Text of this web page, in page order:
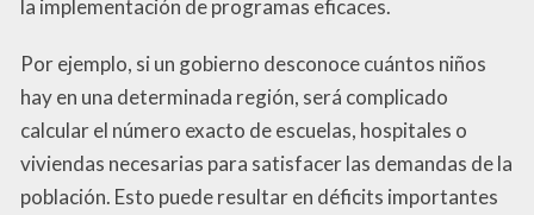
la implementación de programas eficaces.
Por ejemplo, si un gobierno desconoce cuántos niños
hay en una determinada región, será complicado
calcular el número exacto de escuelas, hospitales o
viviendas necesarias para satisfacer las demandas de la
población. Esto puede resultar en déficits importantes